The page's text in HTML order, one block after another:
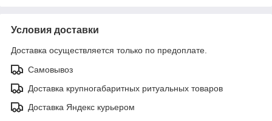
Условия доставки
Доставка осуществляется только по предоплате.
Самовывоз
Доставка крупногабаритных ритуальных товаров
Доставка Яндекс курьером